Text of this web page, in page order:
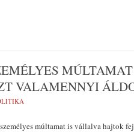
VALAMENNYI
múltamat is vállalva hajtok